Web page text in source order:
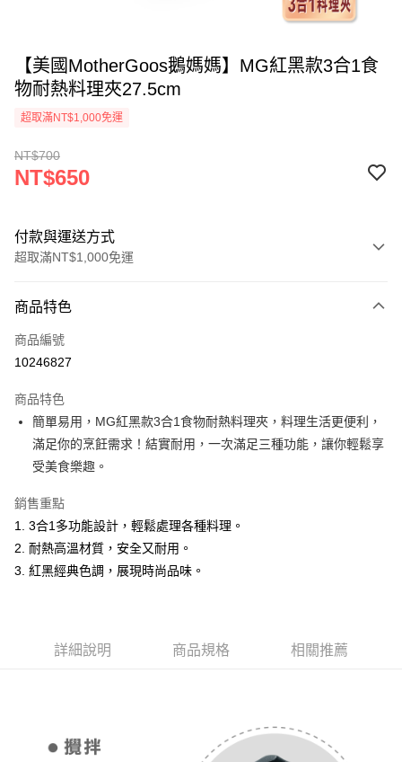
【美國MotherGoos鵝媽媽】MG紅黑款3合1食
物耐熱料理夾27.5cm
超取滿NT$1,000免運
NT$700
NT$650
付款與運送方式
超取滿NT$1,000免運
信用卡一次付款
超商取貨付款
Apple Pay
街口支付
Google Pay
全盈+PAY
AFTEE先享後付是「在收到商品之後才付款」的支付方式。 讓您購物簡單
便利好安心！
【「AFTEE先享後付」結帳流程】
１．於結帳方式選擇「AFTEE先享後付」後，將跳轉至「AFTEE先享後付」
全家取貨付款
商品特色
商品編號
10246827
商品特色
簡單易用，MG紅黑款3合1食物耐熱料理夾，料理生活更便利，
滿足你的烹飪需求！結實耐用，一次滿足三種功能，讓你輕鬆享
受美食樂趣。
銷售重點
1. 3合1多功能設計，輕鬆處理各種料理。
2. 耐熱高溫材質，安全又耐用。
3. 紅黑經典色調，展現時尚品味。
詳細說明 商品規格 相關推薦